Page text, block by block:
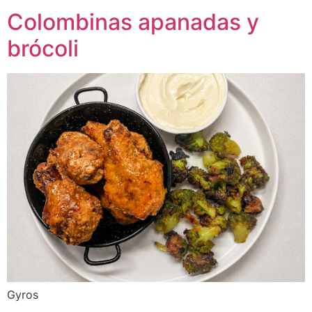
Colombinas apanadas y
brócoli
Gyros